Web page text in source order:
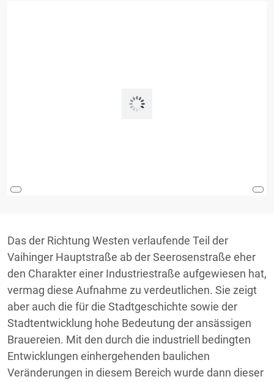
Das der Richtung Westen verlaufende Teil der
Vaihinger Hauptstraße ab der Seerosenstraße eher
den Charakter einer Industriestraße aufgewiesen hat,
vermag diese Aufnahme zu verdeutlichen. Sie zeigt
aber auch die für die Stadtgeschichte sowie der
Stadtentwicklung hohe Bedeutung der ansässigen
Brauereien. Mit den durch die industriell bedingten
Entwicklungen einhergehenden baulichen
Veränderungen in diesem Bereich wurde dann dieser